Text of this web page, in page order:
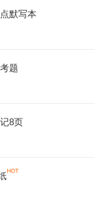
默写本
题
8页